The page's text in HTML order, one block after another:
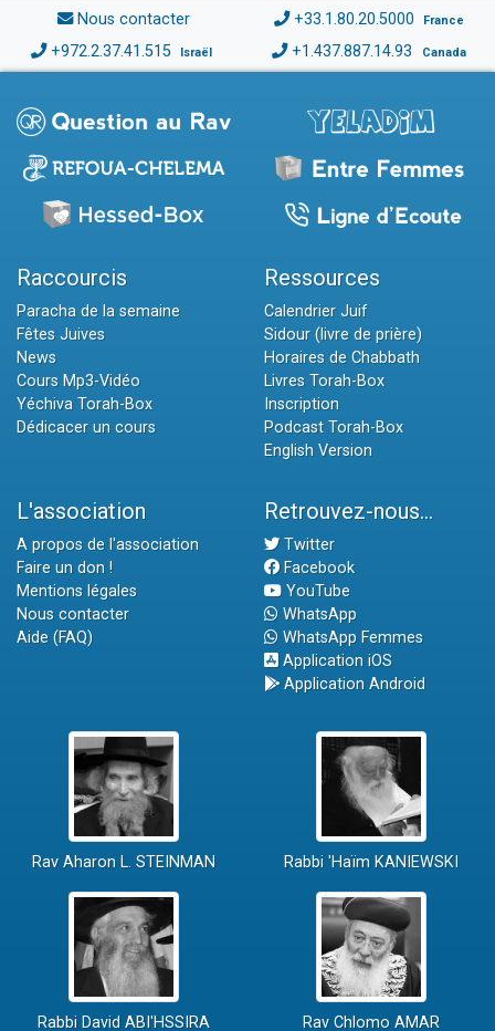
Nous contacter +33.1.80.20.5000 France
+972.2.37.41.515 Israël +1.437.887.14.93 Canada
Raccourcis
Paracha de la semaine
Fêtes Juives
News
Cours Mp3-Vidéo
Yéchiva Torah-Box
Dédicacer un cours
Ressources
Calendrier Juif
Sidour (livre de prière)
Horaires de Chabbath
Livres Torah-Box
Inscription
Podcast Torah-Box
English Version
L'association
A propos de l'association
Faire un don !
Mentions légales
Nous contacter
Aide (FAQ)
Retrouvez-nous...
Twitter
Facebook
YouTube
WhatsApp
WhatsApp Femmes
Application iOS
Application Android
Rav Aharon L. STEINMAN Rabbi 'Haïm KANIEWSKI
Rabbi David ABI'HSSIRA Rav Chlomo AMAR